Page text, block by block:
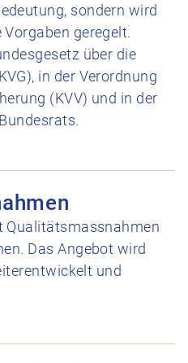
sondern wird
geregelt.
über die
in der Verordnung
(KVV) und in der
Qualitätsmassnahmen
Das Angebot wird
und